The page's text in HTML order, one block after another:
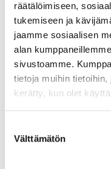
räätälöimiseen,
tukemiseen ja
jaamme sosiaalisen
alan
sivustoamme.
tietoja muihin
kerätty, kun olet
valinta
Välttämätön